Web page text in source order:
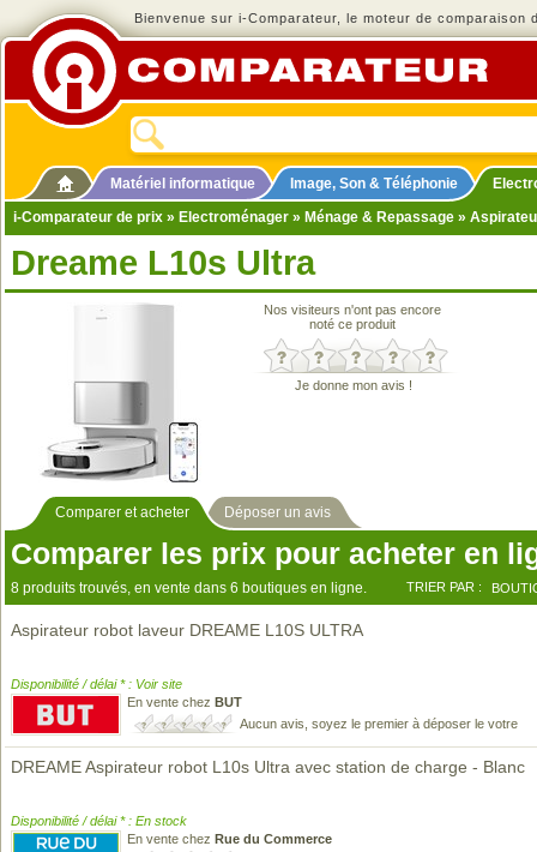
Bienvenue sur i-Comparateur, le moteur de comparaison
Matériel informatique Image, Son & Téléphonie
i-Comparateur de prix » Electroménager » Ménage & Repassage »
Dreame L10s Ultra
Nos visiteurs n'ont pas encore
noté ce produit
Je donne mon avis !
Comparer et acheter Déposer un avis
Comparer les prix pour acheter en
8 produits trouvés, en vente dans 6 boutiques en ligne. TRIER PAR :
Aspirateur robot laveur DREAME L10S ULTRA
Disponibilité / délai * : Voir site
En vente chez BUT
Aucun avis, soyez le premier à déposer le votre
DREAME Aspirateur robot L10s Ultra avec station de charge - Blanc
Disponibilité / délai * : En stock
En vente chez Rue du Commerce